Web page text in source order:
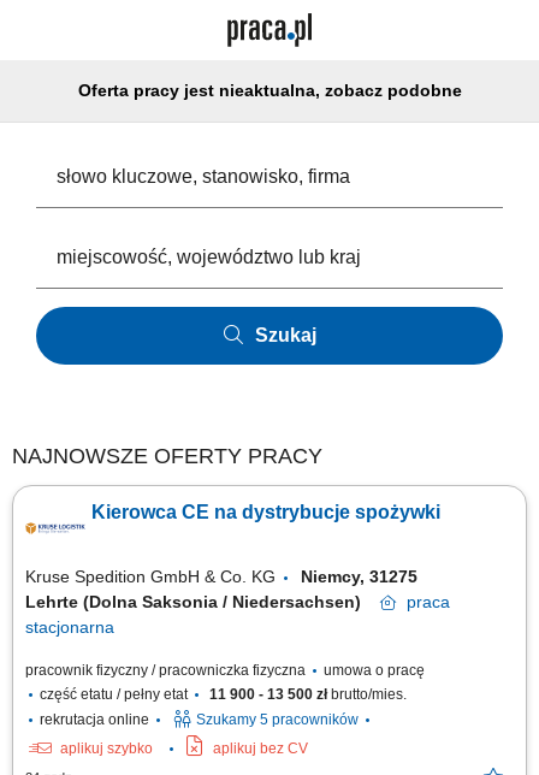
Oferta pracy jest nieaktualna, zobacz podobne
Szukaj
NAJNOWSZE OFERTY PRACY
Kierowca CE na dystrybucje spożywki
Kruse Spedition GmbH & Co. KG
Niemcy, 31275
Lehrte (Dolna Saksonia / Niedersachsen)
praca
stacjonarna
pracownik fizyczny / pracowniczka fizyczna
umowa o pracę
część etatu / pełny etat
11 900 - 13 500 złbrutto/mies.
rekrutacja online
Szukamy 5 pracowników
aplikuj szybko
aplikuj bez CV